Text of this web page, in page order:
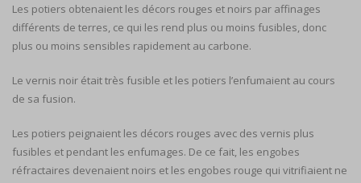
Les potiers obtenaient les décors rouges et noirs par affinages
différents de terres, ce qui les rend plus ou moins fusibles, donc
plus ou moins sensibles rapidement au carbone.
Le vernis noir était très fusible et les potiers l’enfumaient au cours
de sa fusion.
Les potiers peignaient les décors rouges avec des vernis plus
fusibles et pendant les enfumages. De ce fait, les engobes
réfractaires devenaient noirs et les engobes rouge qui vitrifiaient ne